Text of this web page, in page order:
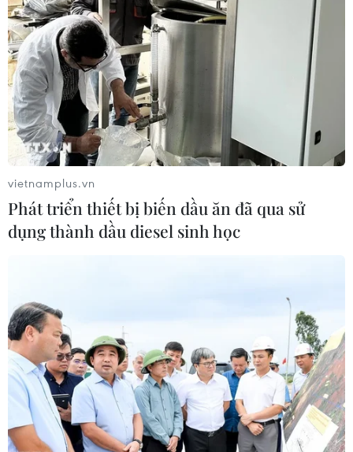
TIN CÙNG CHUYÊN MỤC
vietnamplus.vn
Phát triển thiết bị biến dầu ăn đã qua sử
dụng thành dầu diesel sinh học